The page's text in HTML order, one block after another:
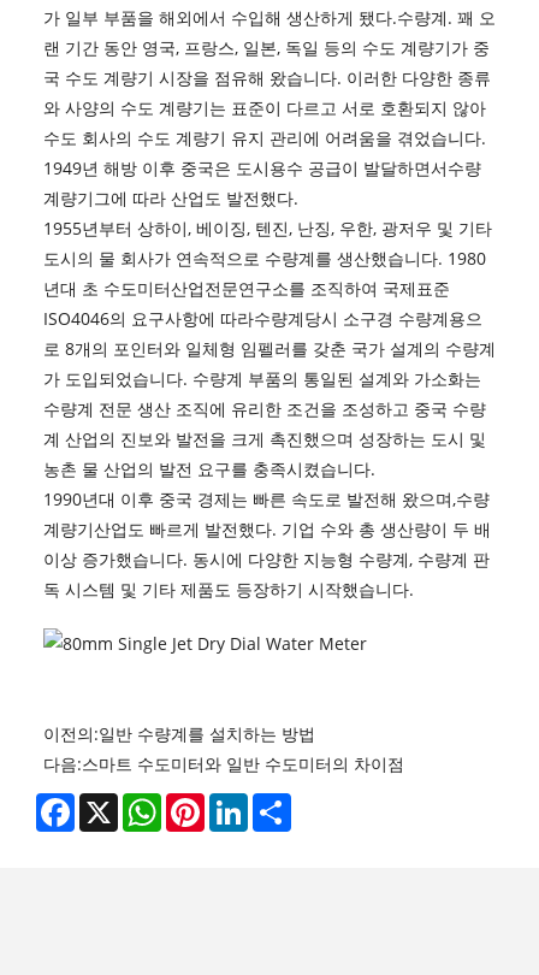
가 일부 부품을 해외에서 수입해 생산하게 됐다.수량계. 꽤 오
랜 기간 동안 영국, 프랑스, ​​일본, 독일 등의 수도 계량기가 중
국 수도 계량기 시장을 점유해 왔습니다. 이러한 다양한 종류
와 사양의 수도 계량기는 표준이 다르고 서로 호환되지 않아
수도 회사의 수도 계량기 유지 관리에 어려움을 겪었습니다.
1949년 해방 이후 중국은 도시용수 공급이 발달하면서수량
계량기그에 따라 산업도 발전했다.
1955년부터 상하이, 베이징, 텐진, 난징, 우한, 광저우 및 기타
도시의 물 회사가 연속적으로 수량계를 생산했습니다. 1980
년대 초 수도미터산업전문연구소를 조직하여 국제표준
ISO4046의 요구사항에 따라수량계당시 소구경 수량계용으
로 8개의 포인터와 일체형 임펠러를 갖춘 국가 설계의 수량계
가 도입되었습니다. 수량계 부품의 통일된 설계와 가소화는
수량계 전문 생산 조직에 유리한 조건을 조성하고 중국 수량
계 산업의 진보와 발전을 크게 촉진했으며 성장하는 도시 및
농촌 물 산업의 발전 요구를 충족시켰습니다.
1990년대 이후 중국 경제는 빠른 속도로 발전해 왔으며,수량
계량기산업도 빠르게 발전했다. 기업 수와 총 생산량이 두 배
이상 증가했습니다. 동시에 다양한 지능형 수량계, 수량계 판
독 시스템 및 기타 제품도 등장하기 시작했습니다.
이전의:일반 수량계를 설치하는 방법
다음:스마트 수도미터와 일반 수도미터의 차이점
Facebook
X WhatsAppPinterestLinkedInShare